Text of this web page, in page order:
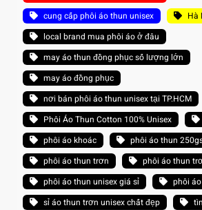
cung cấp phôi áo thun unisex
Hà
local brand mua phôi áo ở đâu
may áo thun đồng phục số lượng lớn
may áo đồng phục
nơi bán phôi áo thun unisex tại TP.HCM
Phôi Áo Thun Cotton 100% Unisex
phôi áo khoác
phôi áo thun
phôi áo thun trơn
phôi áo thun
phôi áo thun unisex giá sỉ
phôi
sỉ áo thun trơn unisex chất đẹp